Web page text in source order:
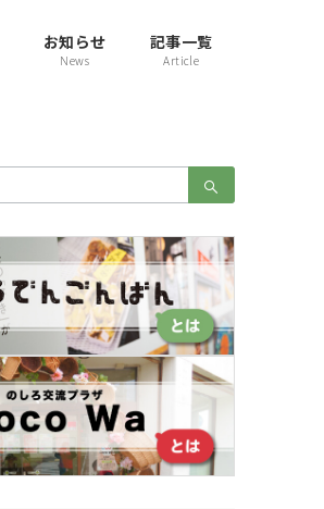
お知らせ
News
記事一覧
Article